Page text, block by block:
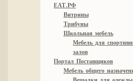
ЕАТ.РФ
Витрины
Трибуны
Школьная мебель
Мебель для
залов
Портал Поставщиков
Мебель общего